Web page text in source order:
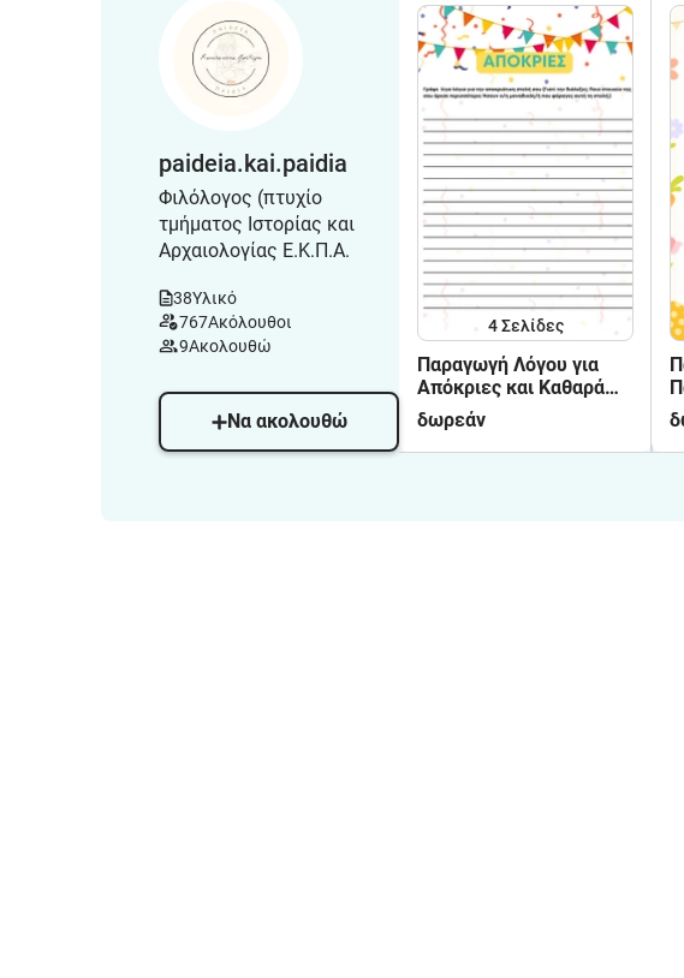
paideia.kai.paidia
Φιλόλογος (πτυχίο
τμήματος Ιστορίας και
Αρχαιολογίας Ε.Κ.Π.Α.
38Υλικό
767Ακόλουθοι
9Ακολουθώ
Να ακολουθώ
4Σελίδες
Παραγωγή Λόγου για
Απόκριες και Καθαρά
Δευτέρα
δωρεάν